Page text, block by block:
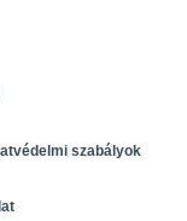
szabályok